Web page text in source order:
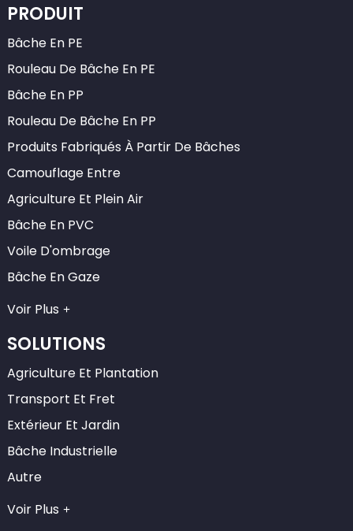
PRODUIT
Bâche En PE
Rouleau De Bâche En PE
Bâche En PP
Rouleau De Bâche En PP
Produits Fabriqués À Partir De Bâches
Camouflage Entre
Agriculture Et Plein Air
Bâche En PVC
Voile D'ombrage
Bâche En Gaze
Voir Plus
SOLUTIONS
Agriculture Et Plantation
Transport Et Fret
Extérieur Et Jardin
Bâche Industrielle
Autre
Voir Plus